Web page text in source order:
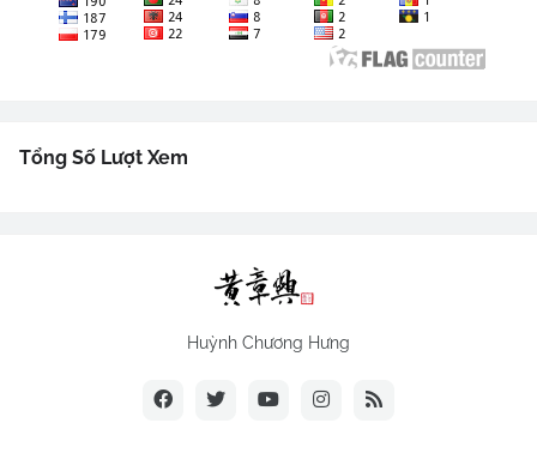
Tổng Số Lượt Xem
Huỳnh Chương Hưng